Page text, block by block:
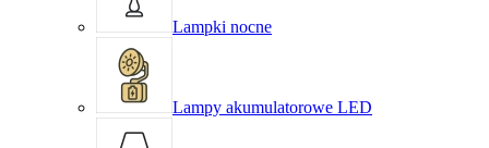
Lampki nocne
Lampy akumulatorowe LED